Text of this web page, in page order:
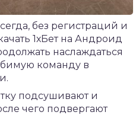
без регистраций и
1хБет на Андроид
наслаждаться
команду в
подсушивают и
чего подвергают